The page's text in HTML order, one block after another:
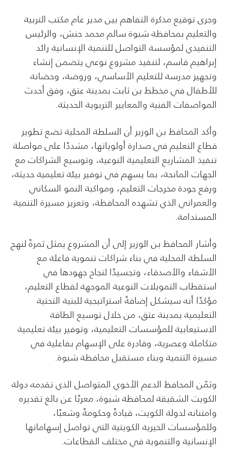
وجرى توقيع مذكرة التفاهم بين مدير عام مكتب التربية
والتعليم بمحافظة شبوة سالم محمد حنش، والرئيس
التنفيذي لمؤسسة التواصل للتنمية الإنسانية رائد
إبراهيم قاسم، لتنفيذ مشروع نوعي يتضمن إنشاء
وتجهيز مدرسة للتعليم الأساسي، وروضة، وحضانة
للأطفال في مخطط بن ثابت بمدينة عتق، وفق أحدث
المواصفات الفنية والمعايير التربوية الحديثة.
وأكد المحافظ بن الوزير أن السلطة المحلية تضع تطوير
قطاع التعليم في صدارة أولوياتها، مشددًا على مواصلة
تنفيذ المشاريع التعليمية النوعية، وتوسيع الشراكات مع
الجهات المانحة، بما يسهم في توفير بيئة تعليمية حديثة،
ورفع جودة مخرجات التعليم، ومواكبة النمو السكاني
والعمراني الذي تشهده المحافظة، وتعزيز مسيرة التنمية
المستدامة.
وأشار المحافظ بن الوزير إلى أن المشروع يمثل ثمرةً لنهج
السلطة المحلية في بناء شراكات تنموية فاعلة مع
الأشقاء والأصدقاء، وتجسيدًا لنجاح جهودها في
استقطاب التمويلات النوعية الموجهة لقطاع التعليم،
مؤكدًا أنه سيشكل إضافةً استراتيجية للبنية التحتية
التعليمية بمدينة عتق، من خلال توسيع الطاقة
الاستيعابية للمؤسسات التعليمية، وتوفير بيئة تعليمية
متكاملة وعصرية، وقادرة على الإسهام بفاعلية في
مسيرة التنمية وبناء مستقبل محافظة شبوة.
وثمّن المحافظ الدعم الأخوي المتواصل الذي تقدمه دولة
الكويت الشقيقة لمحافظة شبوة، معربًا عن بالغ تقديره
وامتنانه لدولة الكويت، قيادةً وحكومةً وشعبًا،
وللمؤسسات الخيرية الكويتية التي تواصل إسهاماتها
الإنسانية والتنموية في مختلف القطاعات.